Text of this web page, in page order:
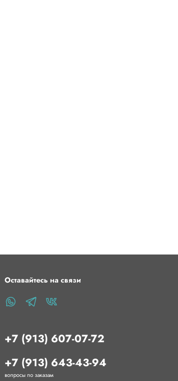
Оставайтесь на связи
+7 (913) 607-07-72
+7 (913) 643-43-94
вопросы по заказам